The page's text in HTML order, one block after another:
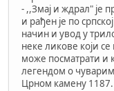
- ,,Змај и ждрал" је
и рађен је по
начин и увод у
неке ликове који се
може посматрати и
легендом о
Црном камену 1187.